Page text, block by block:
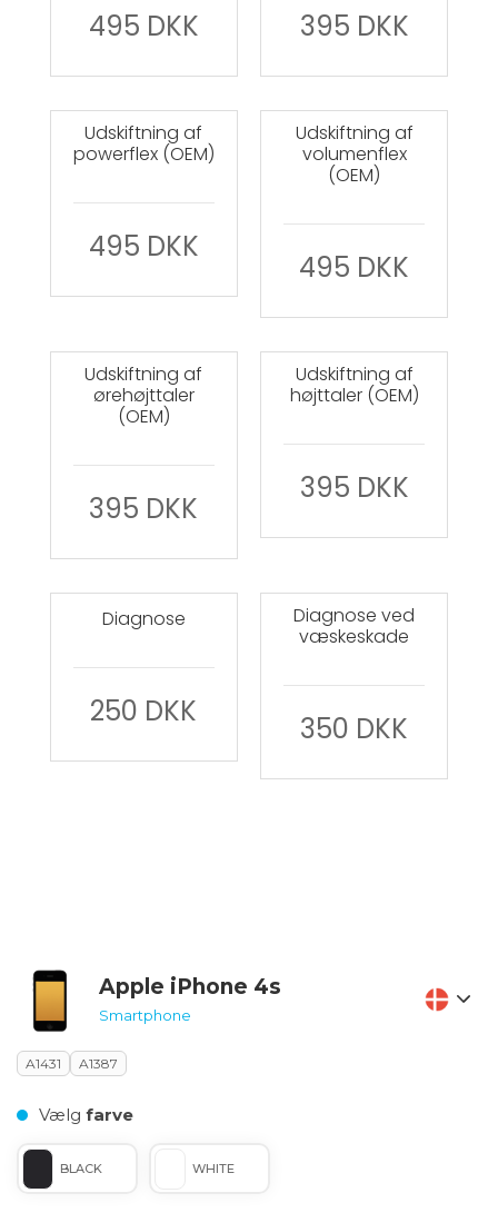
495 DKK 395 DKK
Udskiftning af
powerflex (OEM)
495 DKK
Udskiftning af
volumenflex
(OEM)
495 DKK
Udskiftning af
ørehøjttaler
(OEM)
395 DKK
Udskiftning af
højttaler (OEM)
395 DKK
Diagnose
250 DKK
Diagnose ved
væskeskade
350 DKK
Apple iPhone 4s
Smartphone
A1431 A1387
Vælg farve
BLACK WHITE